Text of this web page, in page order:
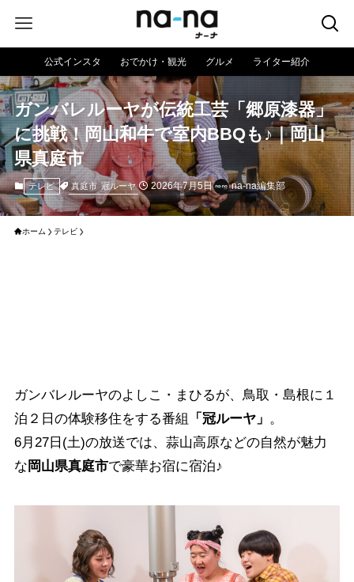
公式インスタ おでかけ・観光 グルメ ライター紹介
ガンバレルーヤが伝統工芸「郷原漆器」
に挑戦！岡山和牛で室内BBQも♪｜岡山
県真庭市
テレビ 真庭市 冠ルーヤ 2026年7月5日 na-na編集部
ホーム テレビ
ガンバレルーヤのよしこ・まひるが、鳥取・島根に１
泊２日の体験移住をする番組
「冠ルーヤ」 。
6月27日(土)の放送では、蒜山高原などの自然が魅力
な 岡山県真庭市で豪華お宿に宿泊♪